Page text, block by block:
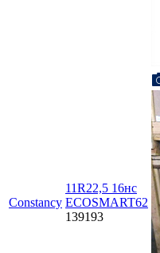
Constancy
11R22,5 16нc
ECOSMART62
139193